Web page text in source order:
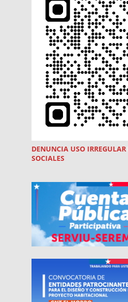
DENUNCIA USO IRREGULAR
SOCIALES